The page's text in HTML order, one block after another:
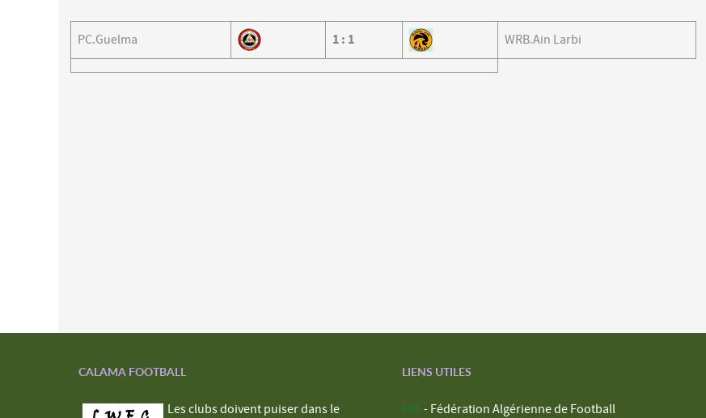
PC.Guelma 1 : 1 WRB.Ain Larbi
CALAMA FOOTBALL
Les clubs doivent puiser dans le
LIENS UTILES
FAF - Fédération Algérienne de Football